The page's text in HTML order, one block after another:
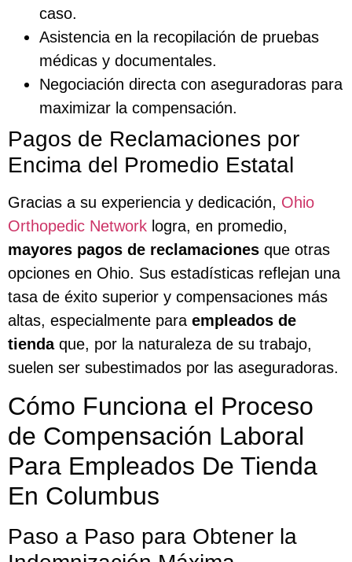
caso.
Asistencia en la recopilación de pruebas
médicas y documentales.
Negociación directa con aseguradoras para
maximizar la compensación.
Pagos de Reclamaciones por
Encima del Promedio Estatal
Gracias a su experiencia y dedicación, Ohio
Orthopedic Network logra, en promedio,
mayores pagos de reclamaciones que otras
opciones en Ohio. Sus estadísticas reflejan una
tasa de éxito superior y compensaciones más
altas, especialmente para empleados de
tiendaque, por la naturaleza de su trabajo,
suelen ser subestimados por las aseguradoras.
Cómo Funciona el Proceso
de Compensación Laboral
Para Empleados De Tienda
En Columbus
Paso a Paso para Obtener la